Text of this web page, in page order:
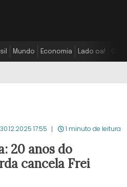
Mundo Economia Lado oa!
30.12.2025 17:55 1 minuto de leitura
20 anos do
cancela Frei